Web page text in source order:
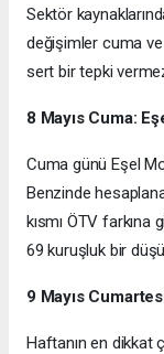
Sektör
değişimler cuma
sert bir tepki
8 Mayıs Cuma:
Cuma günü Eşel
Benzinde
kısmı ÖTV farkına
69 kuruşluk bir
9 Mayıs
Haftanın en dikkat